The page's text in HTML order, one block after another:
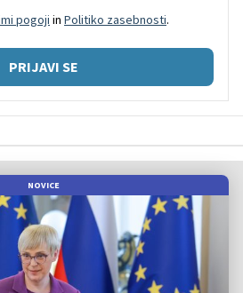
pogoji in Politiko zasebnosti.
PRIJAVI SE
NOVICE